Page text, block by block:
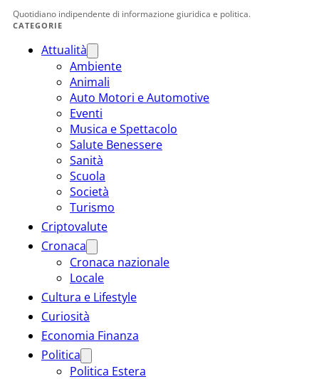
Quotidiano indipendente di informazione giuridica e politica.
CATEGORIE
Attualità
Ambiente
Animali
Auto Motori e Automotive
Eventi
Musica e Spettacolo
Salute Benessere
Sanità
Scuola
Società
Turismo
Criptovalute
Cronaca
Cronaca nazionale
Locale
Cultura e Lifestyle
Curiosità
Economia Finanza
Politica
Politica Estera